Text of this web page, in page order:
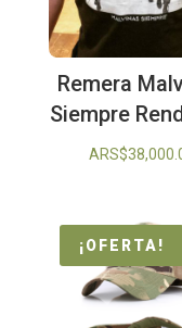
Remera
Siempre
ARS$
¡OFERTA!